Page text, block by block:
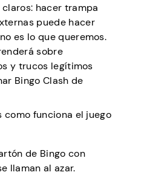
hacer trampa
puede hacer
es lo que queremos.
sobre
y trucos legítimos
Bingo Clash de
como funciona el juego
de Bingo con
llaman al azar.